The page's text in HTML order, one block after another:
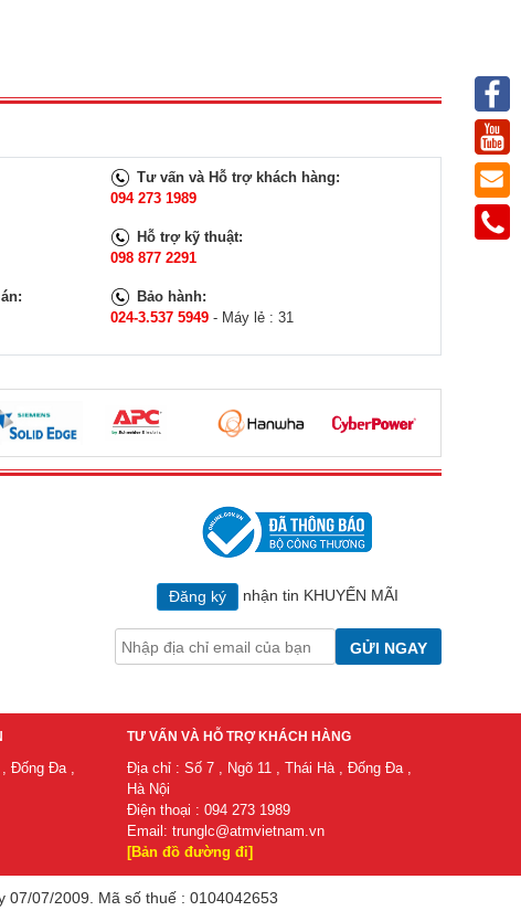
Tư vấn và Hỗ trợ khách hàng:
094 273 1989
Hỗ trợ kỹ thuật:
098 877 2291
Bảo hành:
024-3.537 5949 - Máy lẻ : 31
Đăng ký nhận tin KHUYẾN MÃI
GỬI NGAY
, Đống Đa ,
TƯ VẤN VÀ HỖ TRỢ KHÁCH HÀNG
Địa chỉ : Số 7 , Ngõ 11 , Thái Hà , Đống Đa ,
Hà Nội
Điện thoại : 094 273 1989
Email: trunglc@atmvietnam.vn
[Bản đồ đường đi]
07/07/2009. ​Mã​ số​ thuế​ : 0104042653